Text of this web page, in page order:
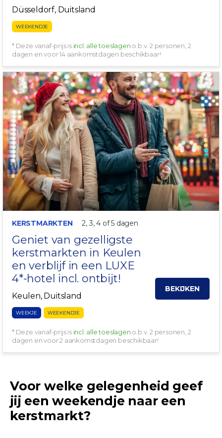
Düsseldorf, Duitsland
WEEKENDJE
* Deze vanaf-prijs is incl. alle toeslagen o.b.v. 2 personen, 2
dagen en voor 14 aankomstdagen beschikbaar!
KERSTMARKT!
KERSTMARKTEN 2, 3, 4 of 5 dagen
Geniet van gezelligste
kerstmarkten in Keulen
en verblijf in een LUXE
4*-hotel incl. ontbijt!
Keulen, Duitsland
WEEKJE WEEKENDJE
BEKIJKEN
* Deze vanaf-prijs is incl. alle toeslagen o.b.v. 2 personen, 2
dagen en voor 2 aankomstdagen beschikbaar!
Voor welke gelegenheid geef
jij een weekendje naar een
kerstmarkt?